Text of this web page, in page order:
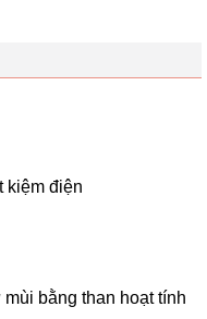
kiệm điện
bằng than hoạt tính